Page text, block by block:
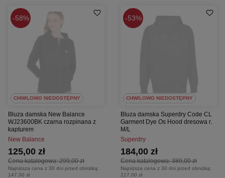
58%
CHWILOWO NIEDOSTĘPNY
Bluza damska New Balance
WJ23600BK czarna rozpinana z
kapturem
New Balance
Cena katalogowa:299,00 zł
125,00 zł
Najniższa cena z 30 dni przed obniżką:
147,00 zł
53%
CHWILOWO NIEDOSTĘPNY
Bluza damska Superdry Code CL
Garment Dye Os Hood dresowa r.
M/L
Superdry
Cena katalogowa:389,00 zł
184,00 zł
Najniższa cena z 30 dni przed obniżką:
217,00 zł